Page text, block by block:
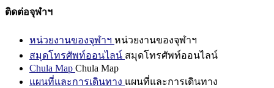
ติดต่อจุฬาฯ
หน่วยงานของจุฬาฯ หน่วยงานของจุฬาฯ
สมุดโทรศัพท์ออนไลน์ สมุดโทรศัพท์ออนไลน์
Chula Map Chula Map
แผนที่และการเดินทาง แผนที่และการเดินทาง